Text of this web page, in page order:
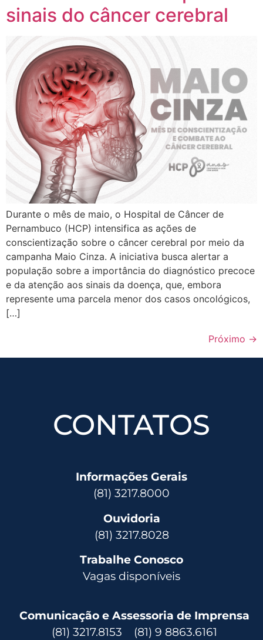
sinais do câncer cerebral
Durante o mês de maio, o Hospital de Câncer de
Pernambuco (HCP) intensifica as ações de
conscientização sobre o câncer cerebral por meio da
campanha Maio Cinza. A iniciativa busca alertar a
população sobre a importância do diagnóstico precoce
e da atenção aos sinais da doença, que, embora
represente uma parcela menor dos casos oncológicos,
[…]
Próximo →
CONTATOS
Informações Gerais
(81) 3217.8000
Ouvidoria
(81) 3217.8028
Trabalhe Conosco
Vagas disponíveis
Comunicação e Assessoria de Imprensa
(81) 3217.8153 (81) 9 8863.6161